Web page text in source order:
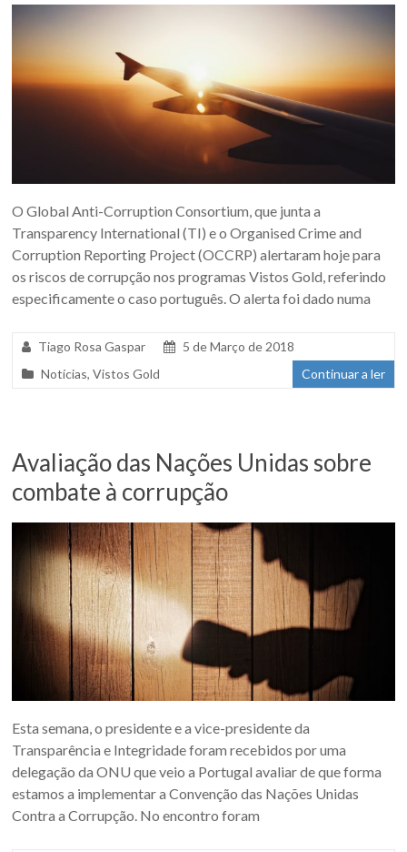
O Global Anti-Corruption Consortium, que junta a
Transparency International (TI) e o Organised Crime and
Corruption Reporting Project (OCCRP) alertaram hoje para
os riscos de corrupção nos programas Vistos Gold, referindo
especificamente o caso português. O alerta foi dado numa
Tiago Rosa Gaspar
5 de Março de 2018
Notícias,Vistos Gold Continuar a ler
Avaliação das Nações Unidas sobre
combate à corrupção
Esta semana, o presidente e a vice-presidente da
Transparência e Integridade foram recebidos por uma
delegação da ONU que veio a Portugal avaliar de que forma
estamos a implementar a Convenção das Nações Unidas
Contra a Corrupção. No encontro foram